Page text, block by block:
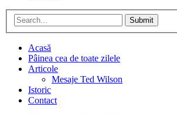
Submit
Acasă
Pâinea cea de toate zilele
Articole
Mesaje Ted Wilson
Istoric
Contact